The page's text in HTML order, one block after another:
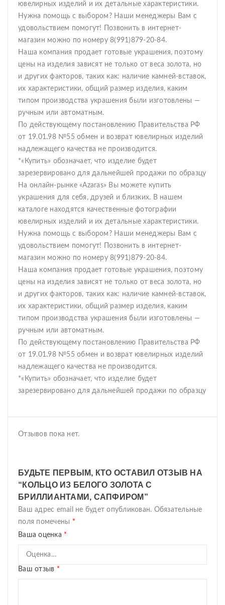
ювелирных изделий и их детальные характеристики.
Нужна помощь с выбором? Наши менеджеры Вам с
удовольствием помогут! Позвонить в интернет-
магазин можно по номеру 8(991)879-20-84.
Наша компания продает готовые украшения, поэтому
цены на изделия зависят не только от веса золота, но
и других факторов, таких как: наличие камней-вставок,
их характеристики, общий размер изделия, каким
типом производства украшения были изготовлены —
ручным или автоматным.
По действующему постановлению Правительства РФ
от 19.01.98 №55 обмен и возврат ювелирных изделий
надлежащего качества не производится.
*«Купить» обозначает, что изделие будет
зарезервировано для дальнейшей продажи по образцу
На онлайн-рынке «Azaras» Вы можете купить
украшения для себя, друзей и близких. В нашем
каталоге находятся качественные фотографии
ювелирных изделий и их детальные характеристики.
Нужна помощь с выбором? Наши менеджеры Вам с
удовольствием помогут! Позвонить в интернет-
магазин можно по номеру 8(991)879-20-84.
Наша компания продает готовые украшения, поэтому
цены на изделия зависят не только от веса золота, но
и других факторов, таких как: наличие камней-вставок,
их характеристики, общий размер изделия, каким
типом производства украшения были изготовлены —
ручным или автоматным.
По действующему постановлению Правительства РФ
от 19.01.98 №55 обмен и возврат ювелирных изделий
надлежащего качества не производится.
*«Купить» обозначает, что изделие будет
зарезервировано для дальнейшей продажи по образцу
Отзывов пока нет.
БУДЬТЕ ПЕРВЫМ, КТО ОСТАВИЛ ОТЗЫВ НА
“КОЛЬЦО ИЗ БЕЛОГО ЗОЛОТА С
БРИЛЛИАНТАМИ, САПФИРОМ”
Ваш адрес email не будет опубликован. Обязательные
поля помечены *
Ваша оценка *
Ваш отзыв *